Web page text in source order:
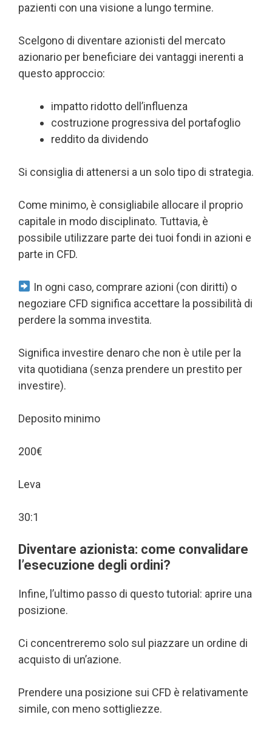
pazienti con una visione a lungo termine.
Scelgono di diventare azionisti del mercato
azionario per beneficiare dei vantaggi inerenti a
questo approccio:
impatto ridotto dell’influenza
costruzione progressiva del portafoglio
reddito da dividendo
Si consiglia di attenersi a un solo tipo di strategia.
Come minimo, è consigliabile allocare il proprio
capitale in modo disciplinato. Tuttavia, è
possibile utilizzare parte dei tuoi fondi in azioni e
parte in CFD.
In ogni caso, comprare azioni (con diritti) o
negoziare CFD significa accettare la possibilità di
perdere la somma investita.
Significa investire denaro che non è utile per la
vita quotidiana (senza prendere un prestito per
investire).
Deposito minimo
200€
Leva
30:1
Diventare azionista: come convalidare
l’esecuzione degli ordini?
Infine, l’ultimo passo di questo tutorial: aprire una
posizione.
Ci concentreremo solo sul piazzare un ordine di
acquisto di un’azione.
Prendere una posizione sui CFD è relativamente
simile, con meno sottigliezze.